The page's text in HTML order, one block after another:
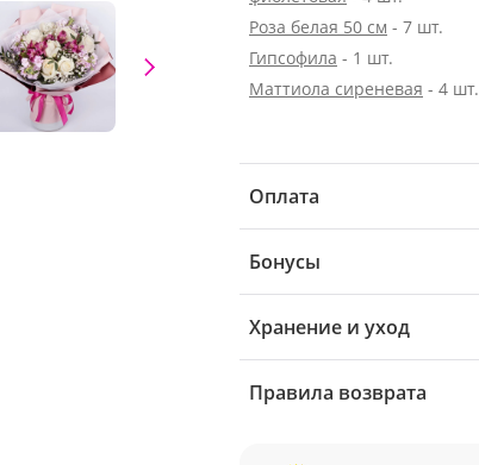
Роза белая 50 см - 7 шт.
Гипсофила - 1 шт.
Маттиола сиреневая - 4 шт.
Оплата
Бонусы
Хранение и уход
Правила возврата